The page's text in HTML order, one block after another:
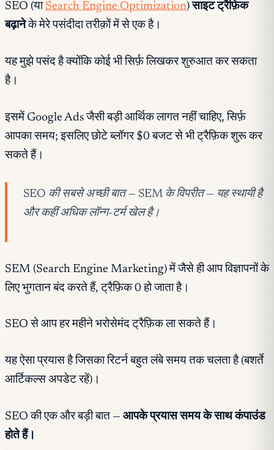
SEO (या Search Engine Optimization)साइट ट्रैफ़िक
बढ़ानेके मेरे पसंदीदा तरीक़ों में से एक है।
यह मुझे पसंद है क्योंकि कोई भी सिर्फ़ लिखकर शुरुआत कर सकता
है।
इसमें Google Ads जैसी बड़ी आर्थिक लागत नहीं चाहिए, सिर्फ़
आपका समय; इसलिए छोटे ब्लॉगर $0 बजट से भी ट्रैफ़िक शुरू कर
सकते हैं।
SEO की सबसे अच्छी बात — SEM के विपरीत — यह स्थायी है
और कहीं अधिक लॉन्ग-टर्म खेल है।
SEM (Search Engine Marketing) में जैसे ही आप विज्ञापनों के
लिए भुगतान बंद करते हैं, ट्रैफ़िक 0 हो जाता है।
SEO से आप हर महीने भरोसेमंद ट्रैफ़िक ला सकते हैं।
यह ऐसा प्रयास है जिसका रिटर्न बहुत लंबे समय तक चलता है (बशर्ते
आर्टिकल्स अपडेट रहें)।
SEO की एक और बड़ी बात — आपके प्रयास समय के साथ कंपाउंड
होते हैं।